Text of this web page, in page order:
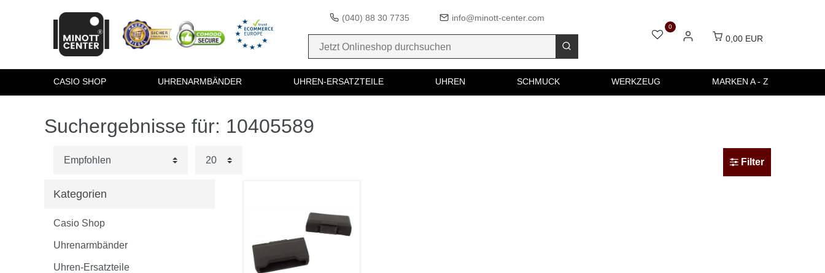
(040) 88 30 7735 info@minott-center.com
0
0,00 EUR
CASIO SHOP UHRENARMBÄNDER UHREN-ERSATZTEILE UHREN SCHMUCK WERKZEUG MARKEN A - Z
Suchergebnisse für: 10405589
Filter
Kategorien
Casio Shop
Uhrenarmbänder
Uhren-Ersatzteile